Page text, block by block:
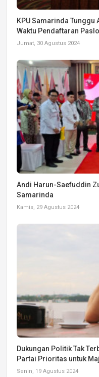
KPU Samarinda Tunggu
Waktu Pendaftaran
Jumat, 30 Agustus 2024
Andi Harun-Saefuddin
Samarinda
Kamis, 29 Agustus 2024
Dukungan Politik Tak
Partai Prioritas untuk
Senin, 19 Agustus 2024